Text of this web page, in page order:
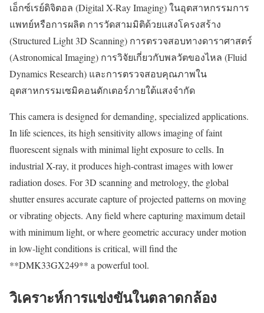
เอ็กซ์เรย์ดิจิตอล (Digital X-Ray Imaging) ในอุตสาหกรรมการ
แพทย์หรือการผลิต การวัดสามมิติด้วยแสงโครงสร้าง
(Structured Light 3D Scanning) การตรวจสอบทางดาราศาสตร์
(Astronomical Imaging) การวิจัยเกี่ยวกับพลวัตของไหล (Fluid
Dynamics Research) และการตรวจสอบคุณภาพใน
อุตสาหกรรมเซมิคอนดักเตอร์ภายใต้แสงจำกัด
This camera is designed for demanding, specialized applications.
In life sciences, its high sensitivity allows imaging of faint
fluorescent signals with minimal light exposure to cells. In
industrial X-ray, it produces high-contrast images with lower
radiation doses. For 3D scanning and metrology, the global
shutter ensures accurate capture of projected patterns on moving
or vibrating objects. Any field where capturing maximum detail
with minimum light, or where geometric accuracy under motion
in low-light conditions is critical, will find the
**DMK33GX249** a powerful tool.
วิเคราะห์การแข่งขันในตลาดกล้อง